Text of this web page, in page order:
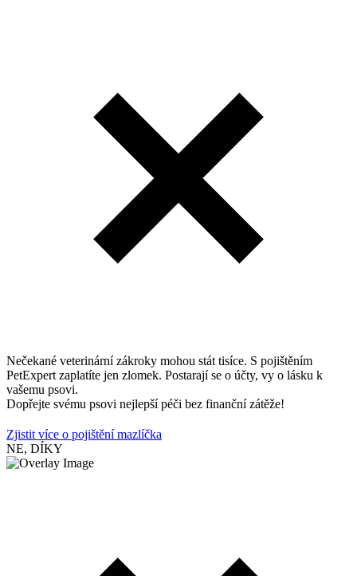
Nečekané veterinární zákroky mohou stát tisíce. S pojištěním
PetExpert zaplatíte jen zlomek. Postarají se o účty, vy o lásku k
vašemu psovi.
Dopřejte svému psovi nejlepší péči bez finanční zátěže!
Zjistit více o pojištění mazlíčka
NE, DÍKY